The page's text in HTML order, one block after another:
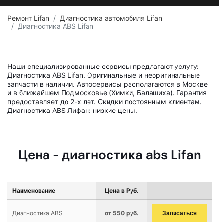
Ремонт Lifan
Диагностика автомобиля Lifan
Диагностика ABS Lifan
Наши специализированные сервисы предлагают услугу:
Диагностика ABS Lifan. Оригинальные и неоригинальные
запчасти в наличии. Автосервисы располагаются в Москве
и в ближайшем Подмосковье (Химки, Балашиха). Гарантия
предоставляет до 2-х лет. Скидки постоянным клиентам.
Диагностика ABS Лифан: низкие цены.
Цена - диагностика abs Lifan
Наименование Цена в Руб.
Диагностика ABS от 550 руб. Записаться